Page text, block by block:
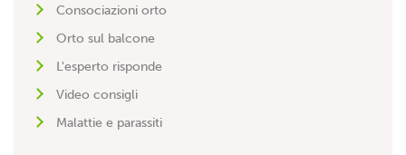
Consociazioni orto
Orto sul balcone
L'esperto risponde
Video consigli
Malattie e parassiti